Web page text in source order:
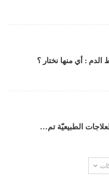
: أي منها نختار ؟
الطبيعيّة تم…